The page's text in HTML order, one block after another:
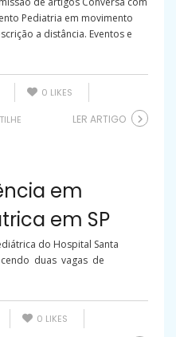
Pediatria em movimento
a distância. Eventos e
0 LIKES
LER ARTIGO
em
em SP
do Hospital Santa
duas vagas de
0 LIKES